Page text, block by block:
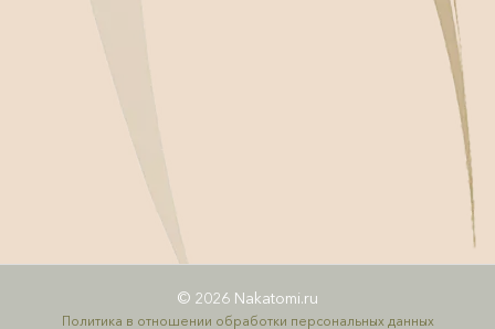
© 2026 Nakatomi.ru
Политика в отношении обработки персональных данных